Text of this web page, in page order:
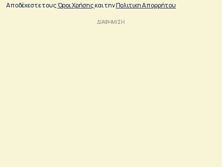
Αποδέχεστε τουςΌροι Χρήσηςκαι τηνΠολιτικη Απορρήτου